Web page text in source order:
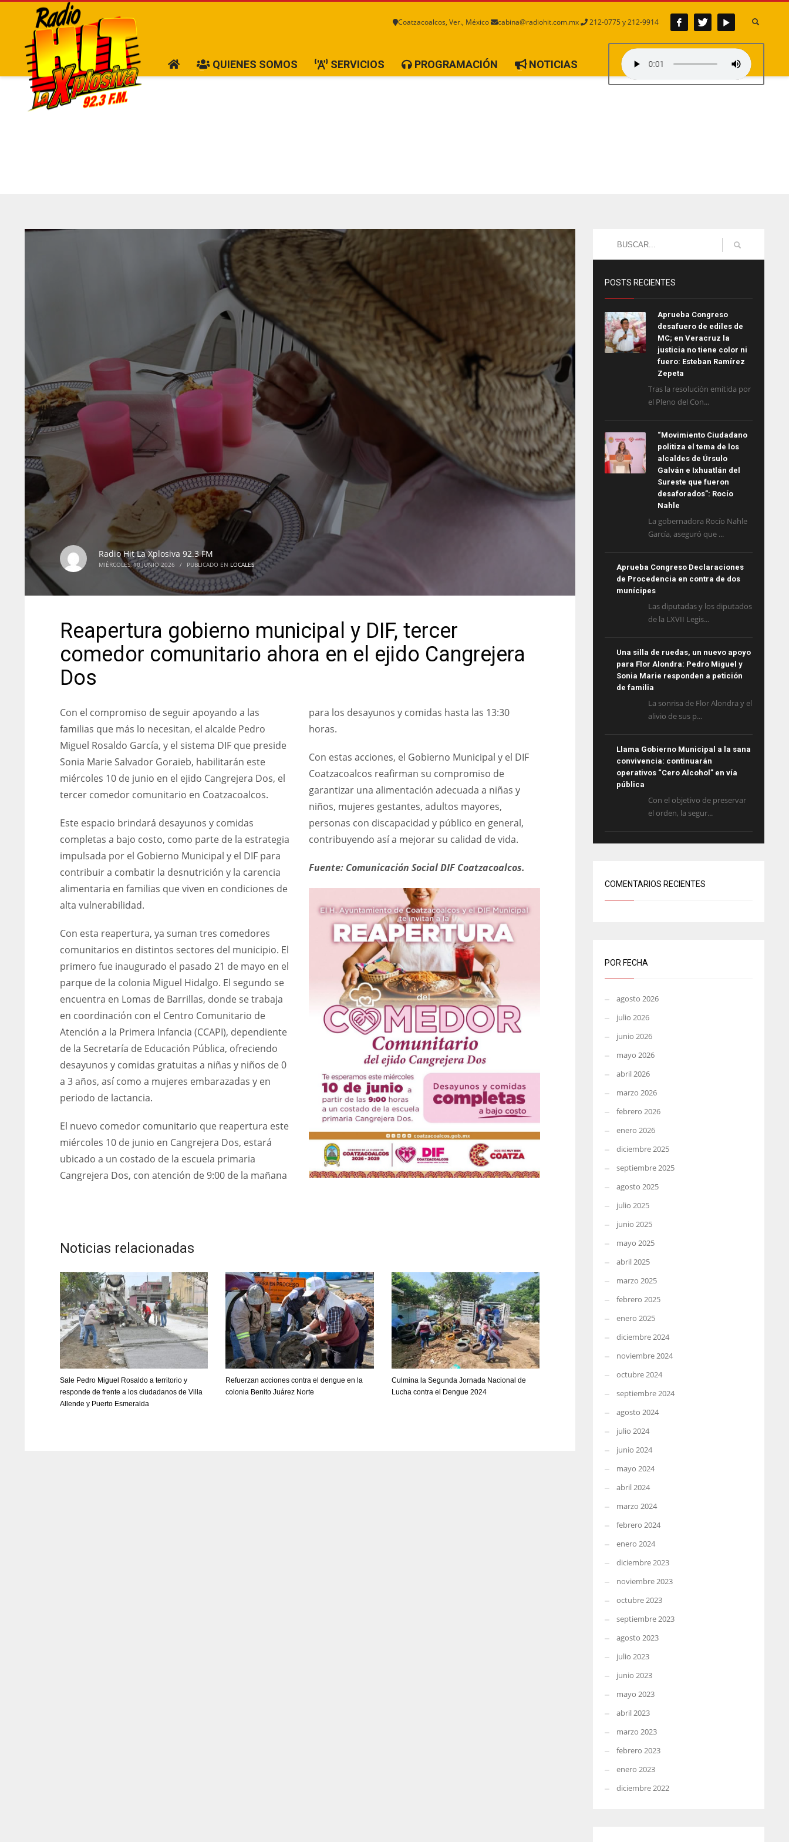
Coatzacoalcos, Ver., México cabina@radiohit.com.mx 212-0775 y 212-9914
QUIENES SOMOS SERVICIOS PROGRAMACIÓN NOTICIAS
Radio Hit La Xplosiva 92.3 FM
MIÉRCOLES, 10 JUNIO 2026 / PUBLICADO EN LOCALES
Reapertura gobierno municipal y DIF, tercer
comedor comunitario ahora en el ejido Cangrejera
Dos
Con el compromiso de seguir apoyando a las
familias que más lo necesitan, el alcalde Pedro
Miguel Rosaldo García, y el sistema DIF que preside
Sonia Marie Salvador Goraieb, habilitarán este
miércoles 10 de junio en el ejido Cangrejera Dos, el
tercer comedor comunitario en Coatzacoalcos.
Este espacio brindará desayunos y comidas
completas a bajo costo, como parte de la estrategia
impulsada por el Gobierno Municipal y el DIF para
contribuir a combatir la desnutrición y la carencia
alimentaria en familias que viven en condiciones de
alta vulnerabilidad.
Con esta reapertura, ya suman tres comedores
comunitarios en distintos sectores del municipio. El
primero fue inaugurado el pasado 21 de mayo en el
parque de la colonia Miguel Hidalgo. El segundo se
encuentra en Lomas de Barrillas, donde se trabaja
en coordinación con el Centro Comunitario de
Atención a la Primera Infancia (CCAPI), dependiente
de la Secretaría de Educación Pública, ofreciendo
desayunos y comidas gratuitas a niñas y niños de 0
a 3 años, así como a mujeres embarazadas y en
periodo de lactancia.
El nuevo comedor comunitario que reapertura este
miércoles 10 de junio en Cangrejera Dos, estará
ubicado a un costado de la escuela primaria
Cangrejera Dos, con atención de 9:00 de la mañana
para los desayunos y comidas hasta las 13:30
horas.
Con estas acciones, el Gobierno Municipal y el DIF
Coatzacoalcos reafirman su compromiso de
garantizar una alimentación adecuada a niñas y
niños, mujeres gestantes, adultos mayores,
personas con discapacidad y público en general,
contribuyendo así a mejorar su calidad de vida.
Fuente: Comunicación Social DIF Coatzacoalcos.
Noticias relacionadas
Sale Pedro Miguel Rosaldo a territorio y
responde de frente a los ciudadanos de Villa
Allende y Puerto Esmeralda
Refuerzan acciones contra el dengue en la
colonia Benito Juárez Norte
Culmina la Segunda Jornada Nacional de
Lucha contra el Dengue 2024
POSTS RECIENTES
Aprueba Congreso
desafuero de ediles de
MC; en Veracruz la
justicia no tiene color ni
fuero: Esteban Ramírez
Zepeta
Tras la resolución emitida por
el Pleno del Con...
“Movimiento Ciudadano
politiza el tema de los
alcaldes de Úrsulo
Galván e Ixhuatlán del
Sureste que fueron
desaforados”: Rocío
Nahle
La gobernadora Rocío Nahle
García, aseguró que ...
Aprueba Congreso Declaraciones
de Procedencia en contra de dos
munícipes
Las diputadas y los diputados
de la LXVII Legis...
Una silla de ruedas, un nuevo apoyo
para Flor Alondra: Pedro Miguel y
Sonia Marie responden a petición
de familia
La sonrisa de Flor Alondra y el
alivio de sus p...
Llama Gobierno Municipal a la sana
convivencia: continuarán
operativos “Cero Alcohol” en vía
pública
Con el objetivo de preservar
el orden, la segur...
COMENTARIOS RECIENTES
POR FECHA
agosto 2026
julio 2026
junio 2026
mayo 2026
abril 2026
marzo 2026
febrero 2026
enero 2026
diciembre 2025
septiembre 2025
agosto 2025
julio 2025
junio 2025
mayo 2025
abril 2025
marzo 2025
febrero 2025
enero 2025
diciembre 2024
noviembre 2024
octubre 2024
septiembre 2024
agosto 2024
julio 2024
junio 2024
mayo 2024
abril 2024
marzo 2024
febrero 2024
enero 2024
diciembre 2023
noviembre 2023
octubre 2023
septiembre 2023
agosto 2023
julio 2023
junio 2023
mayo 2023
abril 2023
marzo 2023
febrero 2023
enero 2023
diciembre 2022